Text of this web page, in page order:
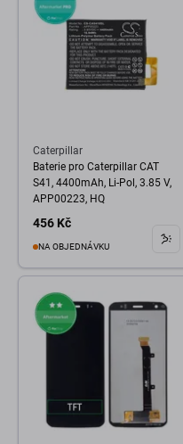
Caterpillar
Baterie pro Caterpillar CAT
S41, 4400mAh, Li-Pol, 3.85 V,
APP00223, HQ
456 Kč
NA OBJEDNÁVKU